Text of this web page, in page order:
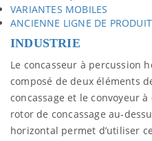
VARIANTES MOBILES
ANCIENNE LIGNE DE
INDUSTRIE
Le concasseur à percussion
composé de deux éléments
concassage et le convoyeur
rotor de concassage au-
horizontal permet d’utiliser